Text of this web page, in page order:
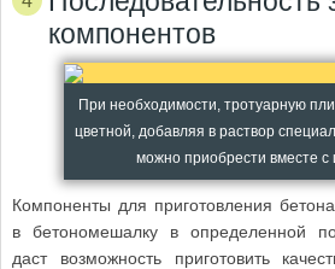
компонентов
При необходимости, тротуарную
цветной, добавляя в раствор
можно приобрести вместе с
Компоненты для приготовления
в бетономешалку в определенной
даст возможность приготовить